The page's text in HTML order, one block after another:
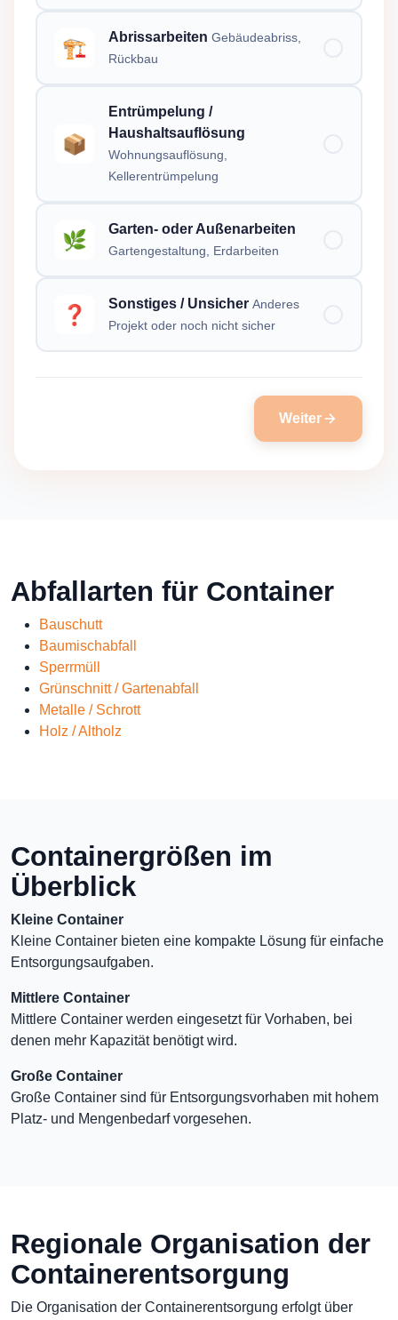
🏗️ Abrissarbeiten Gebäudeabriss,
Rückbau
📦
Entrümpelung /
Haushaltsauflösung
Wohnungsauflösung,
Kellerentrümpelung
🌿 Garten- oder Außenarbeiten
Gartengestaltung, Erdarbeiten
❓ Sonstiges / Unsicher Anderes
Projekt oder noch nicht sicher
Weiter
Abfallarten für Container
Bauschutt
Baumischabfall
Sperrmüll
Grünschnitt / Gartenabfall
Metalle / Schrott
Holz / Altholz
Containergrößen im
Überblick
Kleine Container
Kleine Container bieten eine kompakte Lösung für einfache
Entsorgungsaufgaben.
Mittlere Container
Mittlere Container werden eingesetzt für Vorhaben, bei
denen mehr Kapazität benötigt wird.
Große Container
Große Container sind für Entsorgungsvorhaben mit hohem
Platz- und Mengenbedarf vorgesehen.
Regionale Organisation der
Containerentsorgung
Die Organisation der Containerentsorgung erfolgt über